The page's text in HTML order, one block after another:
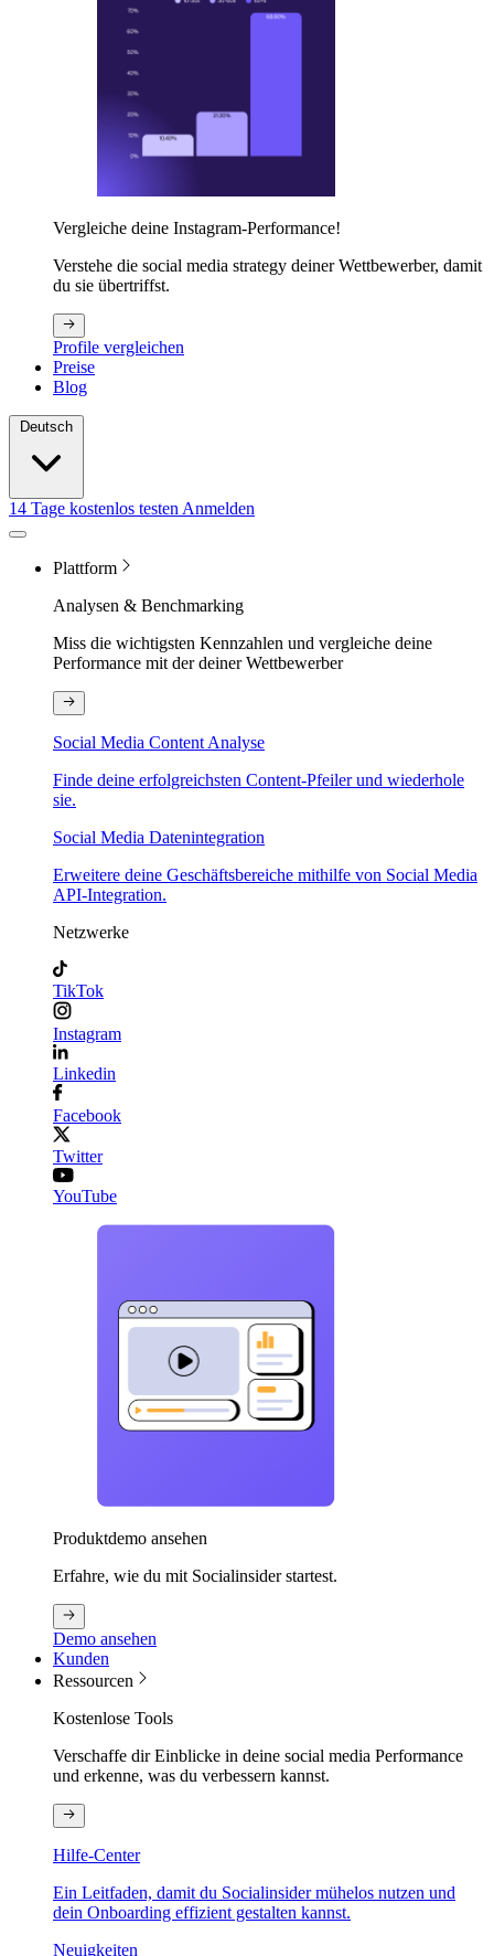
Vergleiche deine Instagram-Performance!
Verstehe die social media strategy deiner Wettbewerber, damit
du sie übertriffst.
Profile vergleichen
Preise
Blog
14 Tage kostenlos testen Anmelden
Plattform
Analysen & Benchmarking
Miss die wichtigsten Kennzahlen und vergleiche deine
Performance mit der deiner Wettbewerber
Social Media Content Analyse
Finde deine erfolgreichsten Content-Pfeiler und wiederhole
sie.
Social Media Datenintegration
Erweitere deine Geschäftsbereiche mithilfe von Social Media
API-Integration.
Netzwerke
TikTok
Instagram
Linkedin
Facebook
Twitter
YouTube
Produktdemo ansehen
Erfahre, wie du mit Socialinsider startest.
Demo ansehen
Kunden
Ressourcen
Kostenlose Tools
Verschaffe dir Einblicke in deine social media Performance
und erkenne, was du verbessern kannst.
Hilfe-Center
Ein Leitfaden, damit du Socialinsider mühelos nutzen und
dein Onboarding effizient gestalten kannst.
Neuigkeiten